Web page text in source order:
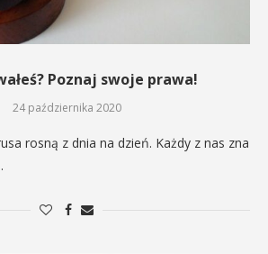
Poznaj swoje prawa!
24 października 2020
rosną z dnia na dzień. Każdy z nas zna